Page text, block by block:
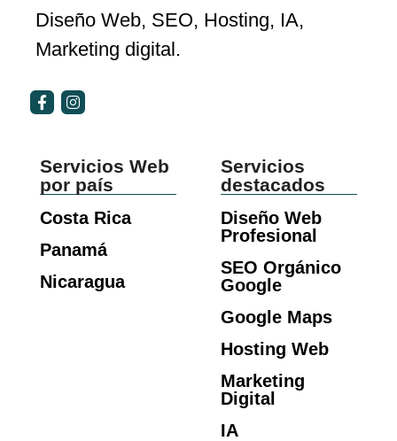
Diseño Web, SEO, Hosting, IA,
Marketing digital.
Servicios Web
por país
Costa Rica
Panamá
Nicaragua
Servicios
destacados
Diseño Web
Profesional
SEO Orgánico
Google
Google Maps
Hosting Web
Marketing
Digital
IA